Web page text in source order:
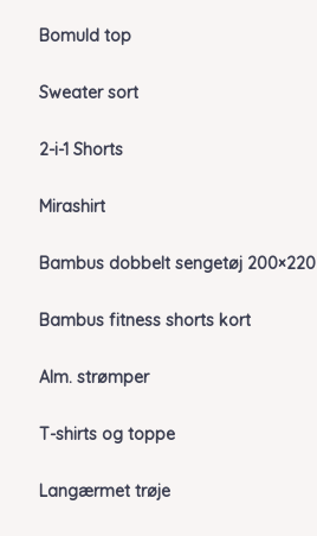
Bomuld top
Sweater sort
2-i-1 Shorts
Mirashirt
Bambus dobbelt sengetøj 200×220
Bambus fitness shorts kort
Alm. strømper
T-shirts og toppe
Langærmet trøje